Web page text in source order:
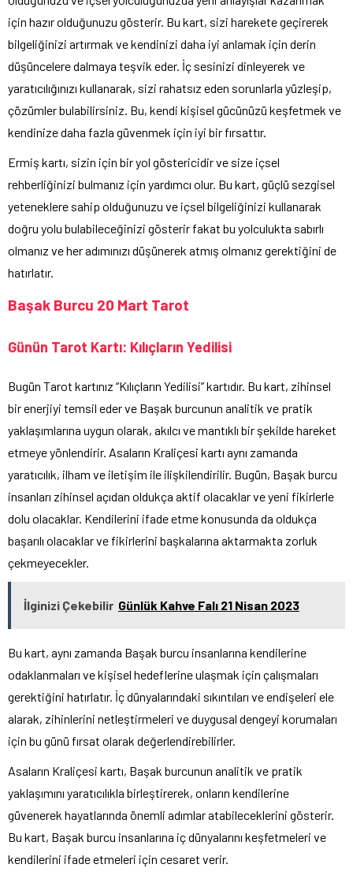
için hazır olduğunuzu gösterir. Bu kart, sizi harekete geçirerek
bilgeliğinizi artırmak ve kendinizi daha iyi anlamak için derin
düşüncelere dalmaya teşvik eder. İç sesinizi dinleyerek ve
yaratıcılığınızı kullanarak, sizi rahatsız eden sorunlarla yüzleşip,
çözümler bulabilirsiniz. Bu, kendi kişisel gücünüzü keşfetmek ve
kendinize daha fazla güvenmek için iyi bir fırsattır.
Ermiş kartı, sizin için bir yol göstericidir ve size içsel
rehberliğinizi bulmanız için yardımcı olur. Bu kart, güçlü sezgisel
yeteneklere sahip olduğunuzu ve içsel bilgeliğinizi kullanarak
doğru yolu bulabileceğinizi gösterir fakat bu yolculukta sabırlı
olmanız ve her adımınızı düşünerek atmış olmanız gerektiğini de
hatırlatır.
Başak Burcu 20 Mart Tarot
Günün Tarot Kartı: Kılıçların Yedilisi
Bugün Tarot kartınız “Kılıçların Yedilisi” kartıdır. Bu kart, zihinsel
bir enerjiyi temsil eder ve Başak burcunun analitik ve pratik
yaklaşımlarına uygun olarak, akılcı ve mantıklı bir şekilde hareket
etmeye yönlendirir. Asaların Kraliçesi kartı aynı zamanda
yaratıcılık, ilham ve iletişim ile ilişkilendirilir. Bugün, Başak burcu
insanları zihinsel açıdan oldukça aktif olacaklar ve yeni fikirlerle
dolu olacaklar. Kendilerini ifade etme konusunda da oldukça
başarılı olacaklar ve fikirlerini başkalarına aktarmakta zorluk
çekmeyecekler.
İlginizi Çekebilir Günlük Kahve Falı 21 Nisan 2023
Bu kart, aynı zamanda Başak burcu insanlarına kendilerine
odaklanmaları ve kişisel hedeflerine ulaşmak için çalışmaları
gerektiğini hatırlatır. İç dünyalarındaki sıkıntıları ve endişeleri ele
alarak, zihinlerini netleştirmeleri ve duygusal dengeyi korumaları
için bu günü fırsat olarak değerlendirebilirler.
Asaların Kraliçesi kartı, Başak burcunun analitik ve pratik
yaklaşımını yaratıcılıkla birleştirerek, onların kendilerine
güvenerek hayatlarında önemli adımlar atabileceklerini gösterir.
Bu kart, Başak burcu insanlarına iç dünyalarını keşfetmeleri ve
kendilerini ifade etmeleri için cesaret verir.